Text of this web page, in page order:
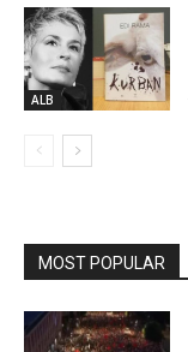
ALB
MOST POPULAR